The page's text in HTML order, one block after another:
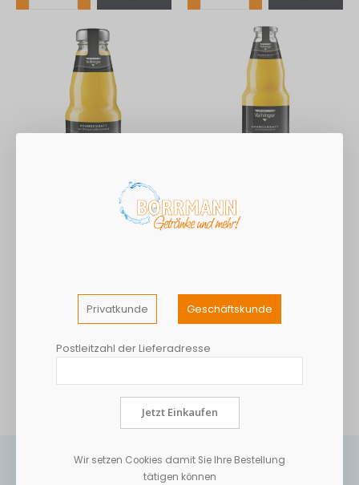
Niehoff Orangensaft
Niehoff Orangensaft 6*1L
17,65 €
Privatkunde Geschäftskunde
Postleitzahl der Lieferadresse
Jetzt Einkaufen
Wir setzen Cookies damit Sie Ihre Bestellung
tätigen können